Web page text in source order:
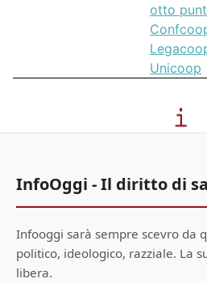
otto
Unicoop
InfoOggi - Il diritto di
Infooggi sarà sempre scevro da
politico, ideologico, razziale. La
libera.